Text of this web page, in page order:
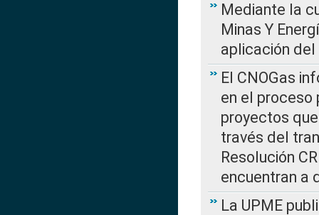
Mediante la
Minas Y
aplicación
El CNOGas
en el proceso
proyectos
través del
Resolución
encuentran a
La UPME